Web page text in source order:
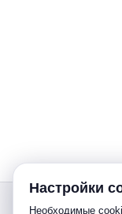
Настройки
Необходимые